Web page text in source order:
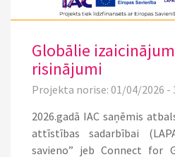
Globālie
risinājumi
Projekta norise: 01/04/2026 -
2026.gadā IAC saņēmis
attīstības sadarbībai
savieno” jebConnect for